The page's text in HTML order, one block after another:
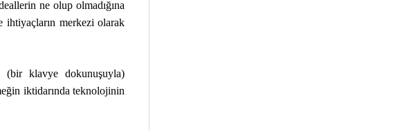
ne olup olmadığına
merkezi olarak
(bir klavye dokunuşuyla)
iktidarında teknolojinin